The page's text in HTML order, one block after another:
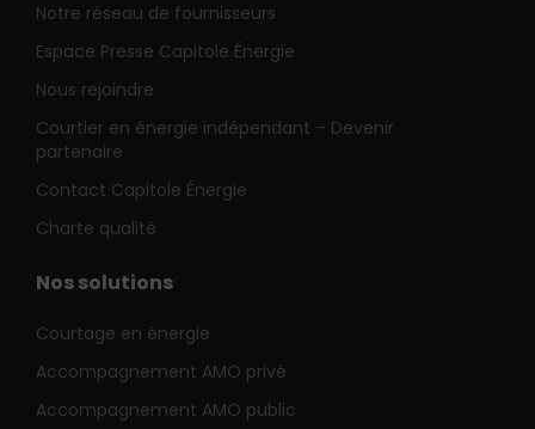
Notre réseau de fournisseurs
Espace Presse Capitole Énergie
Nous rejoindre
Courtier en énergie indépendant – Devenir
partenaire
Contact Capitole Énergie
Charte qualité
Nos solutions
Courtage en énergie
Accompagnement AMO privé
Accompagnement AMO public